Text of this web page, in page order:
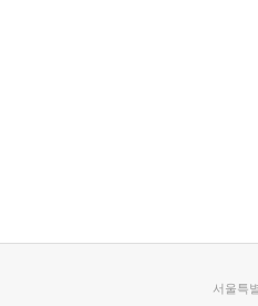
서울특